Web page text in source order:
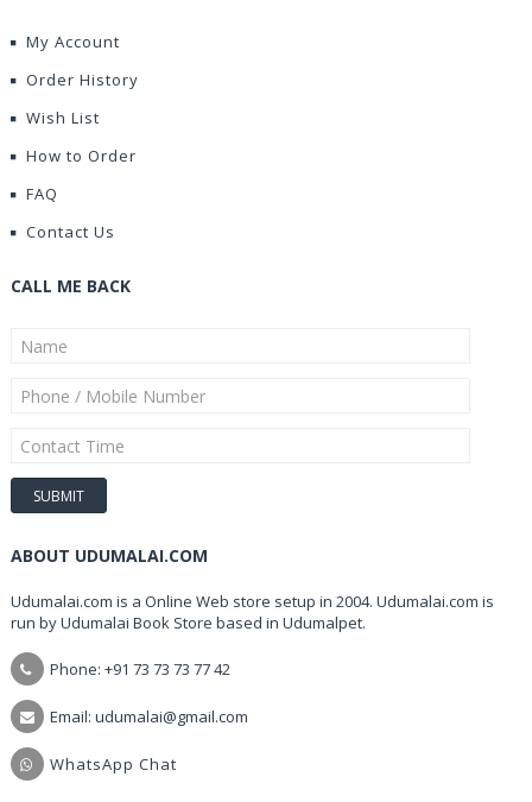
My Account
Order History
Wish List
How to Order
FAQ
Contact Us
CALL ME BACK
ABOUT UDUMALAI.COM
Udumalai.com is a Online Web store setup in 2004. Udumalai.com is
run by Udumalai Book Store based in Udumalpet.
Phone: +91 73 73 73 77 42
Email: udumalai@gmail.com
WhatsApp Chat